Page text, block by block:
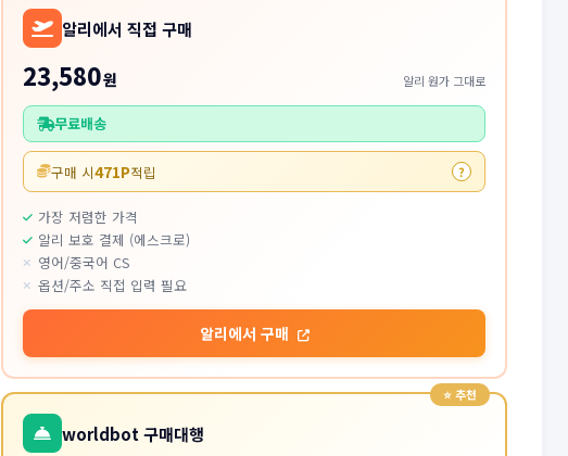
알리에서 직접 구매
23,580원 알리 원가 그대로
무료배송
구매 시471P적립 ?
가장 저렴한 가격
알리 보호 결제 (에스크로)
영어/중국어 CS
옵션/주소 직접 입력 필요
알리에서 구매
worldbot 구매대행